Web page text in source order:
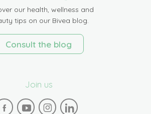
our health, wellness and
tips on our Bivea blog.
Consult the blog
Join us